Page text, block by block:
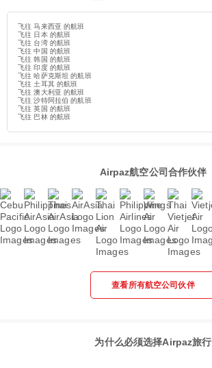
飞往 马来西亚 的航班
飞往 日本 的航班
飞往 台湾 的航班
飞往 中国 的航班
飞往 韩国 的航班
飞往 印度 的航班
飞往 哈萨克斯坦 的航班
飞往 土耳其 的航班
飞往 澳大利亚 的航班
飞往 沙特阿拉伯 的航班
飞往 英国 的航班
飞往 巴林 的航班
Airpaz航空公司合作伙伴
查看所有航空公司伙伴
为什么必须选择Airpaz旅行